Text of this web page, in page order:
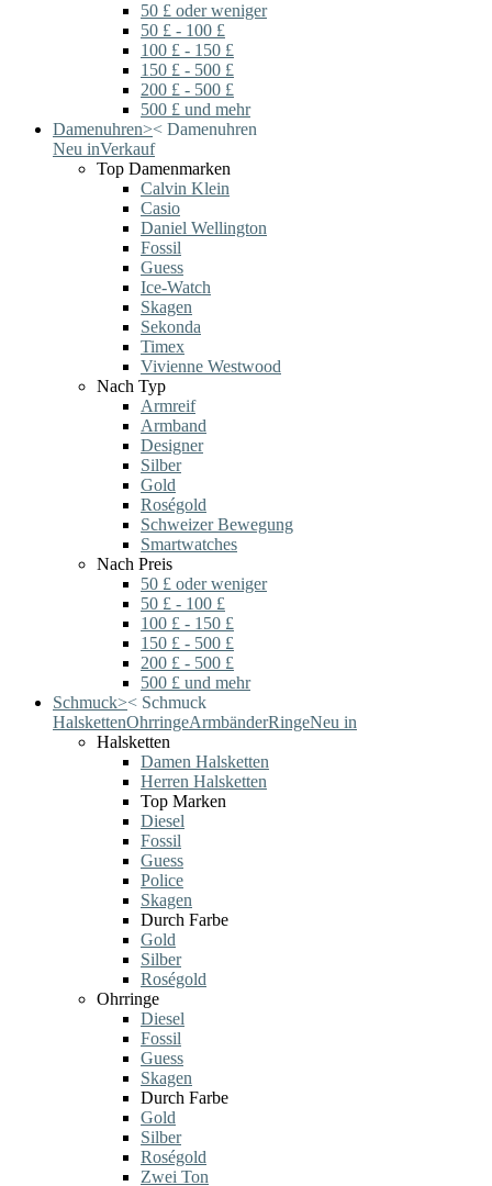
50 £ oder weniger
50 £ - 100 £
100 £ - 150 £
150 £ - 500 £
200 £ - 500 £
500 £ und mehr
Damenuhren>< Damenuhren
Neu inVerkauf
Top Damenmarken
Calvin Klein
Casio
Daniel Wellington
Fossil
Guess
Ice-Watch
Skagen
Sekonda
Timex
Vivienne Westwood
Nach Typ
Armreif
Armband
Designer
Silber
Gold
Roségold
Schweizer Bewegung
Smartwatches
Nach Preis
50 £ oder weniger
50 £ - 100 £
100 £ - 150 £
150 £ - 500 £
200 £ - 500 £
500 £ und mehr
Schmuck>< Schmuck
HalskettenOhrringeArmbänderRingeNeu in
Halsketten
Damen Halsketten
Herren Halsketten
Top Marken
Diesel
Fossil
Guess
Police
Skagen
Durch Farbe
Gold
Silber
Roségold
Ohrringe
Diesel
Fossil
Guess
Skagen
Durch Farbe
Gold
Silber
Roségold
Zwei Ton